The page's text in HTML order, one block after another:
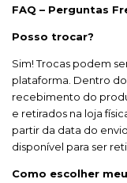
FAQ – Perguntas
Posso trocar?
Sim! Trocas podem
plataforma. Dentro
recebimento do
e retirados na loja
partir da data do
disponível para ser
Como escolher